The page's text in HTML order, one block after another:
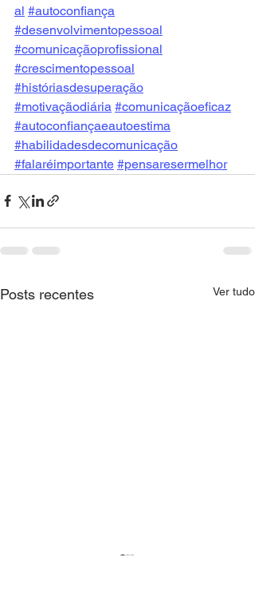
al #autoconfiança
#desenvolvimentopessoal
#comunicaçãoprofissional
#crescimentopessoal
#históriasdesuperação
#motivaçãodiária #comunicaçãoeficaz
#autoconfiançaeautoestima
#habilidadesdecomunicação
#falaréimportante #pensaresermelhor
Posts recentes Ver tudo